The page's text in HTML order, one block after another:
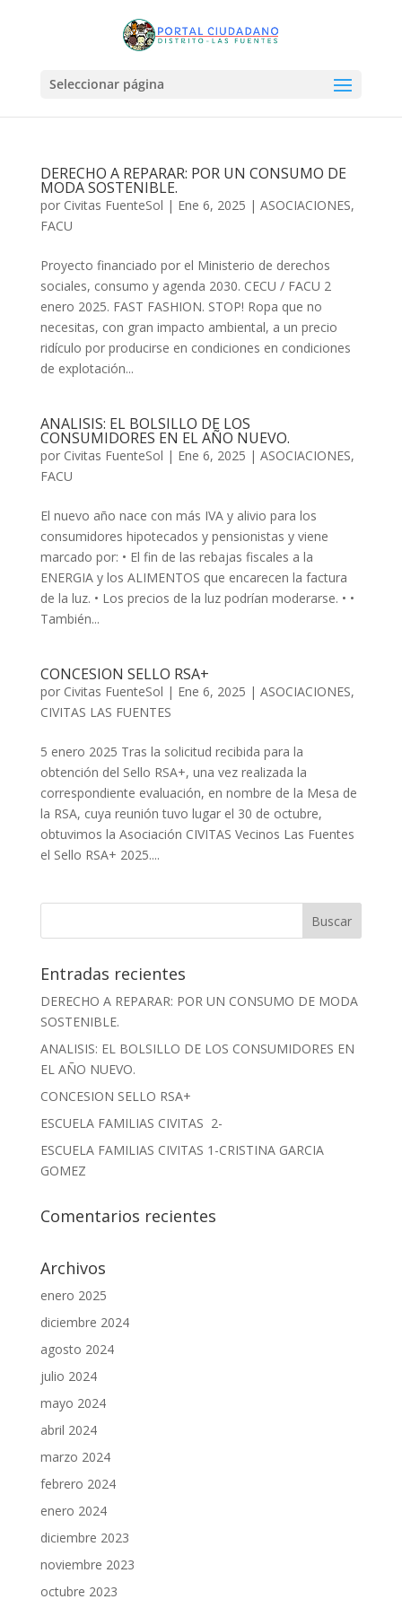
Seleccionar página
DERECHO A REPARAR: POR UN CONSUMO DE
MODA SOSTENIBLE.
por Civitas FuenteSol | Ene 6, 2025 | ASOCIACIONES,
FACU
Proyecto financiado por el Ministerio de derechos
sociales, consumo y agenda 2030. CECU / FACU 2
enero 2025. FAST FASHION. STOP! Ropa que no
necesitas, con gran impacto ambiental, a un precio
ridículo por producirse en condiciones en condiciones
de explotación...
ANALISIS: EL BOLSILLO DE LOS
CONSUMIDORES EN EL AÑO NUEVO.
por Civitas FuenteSol | Ene 6, 2025 | ASOCIACIONES,
FACU
El nuevo año nace con más IVA y alivio para los
consumidores hipotecados y pensionistas y viene
marcado por: • El fin de las rebajas fiscales a la
ENERGIA y los ALIMENTOS que encarecen la factura
de la luz. • Los precios de la luz podrían moderarse. • •
También...
CONCESION SELLO RSA+
por Civitas FuenteSol | Ene 6, 2025 | ASOCIACIONES,
CIVITAS LAS FUENTES
5 enero 2025 Tras la solicitud recibida para la
obtención del Sello RSA+, una vez realizada la
correspondiente evaluación, en nombre de la Mesa de
la RSA, cuya reunión tuvo lugar el 30 de octubre,
obtuvimos la Asociación CIVITAS Vecinos Las Fuentes
el Sello RSA+ 2025....
Entradas recientes
DERECHO A REPARAR: POR UN CONSUMO DE MODA
SOSTENIBLE.
ANALISIS: EL BOLSILLO DE LOS CONSUMIDORES EN
EL AÑO NUEVO.
CONCESION SELLO RSA+
ESCUELA FAMILIAS CIVITAS 2-
ESCUELA FAMILIAS CIVITAS 1-CRISTINA GARCIA
GOMEZ
Comentarios recientes
Archivos
enero 2025
diciembre 2024
agosto 2024
julio 2024
mayo 2024
abril 2024
marzo 2024
febrero 2024
enero 2024
diciembre 2023
noviembre 2023
octubre 2023